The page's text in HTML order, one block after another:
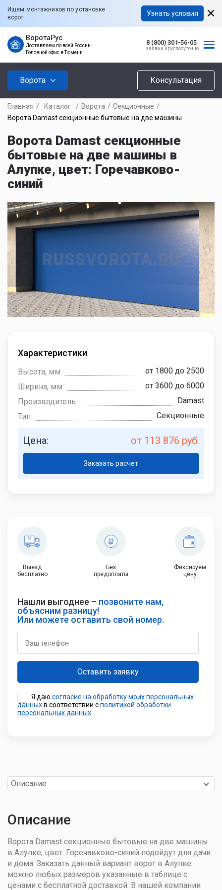
Ищем монтажников по установке
ворот
Узнать условия
ВоротаРус
Доставляем по всей России
Головной офис в Тюмени
8 (800) 301-56-05
заявки круглосуточно
Ворота Консультация
Главная / Каталог / Ворота / Секционные /
Ворота Damast секционные бытовые на две машины
Ворота Damast секционные
бытовые на две машины в
Алупке, цвет: Горечавково-
синий
Характеристики
Высота, мм
от 1800 до 2500
Ширина, мм
от 3600 до 6000
Производитель
Damast
Тип
Секционные
Цена: от 113 876 руб.
Заказать расчет
Выезд
бесплатно
Без
предоплаты
Фиксируем
цену
Нашли выгоднее – позвоните нам,
объясним разницу!
Или можете оставить свой номер.
Я даю согласие на обработку моих персональных
данныхв соответствии сполитикой обработки
персональных данных
Описание
Описание
Ворота Damast секционные бытовые на две машины
в Алупке, цвет: Горечавково-синий подойдут для дачи
и дома. Заказать данный вариант ворот в Алупке
можно любых размеров указанные в таблице с
ценами с бесплатной доставкой. В нашей компании